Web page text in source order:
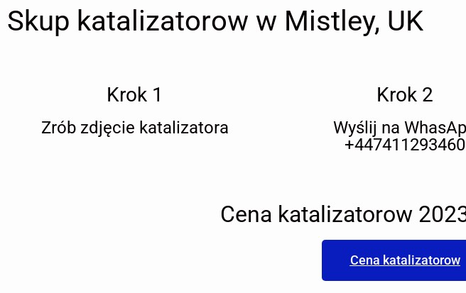
Skup katalizatorow w Mistley, UK
Krok 1
Zrób zdjęcie katalizatora
Krok 2
Wyślij na
+447411293460
Cena katalizatorow
Cena katalizatorow